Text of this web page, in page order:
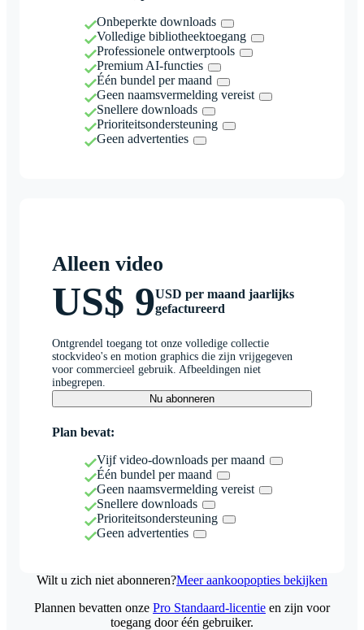
Onbeperkte downloads
Volledige bibliotheektoegang
Professionele ontwerptools
Premium AI-functies
Één bundel per maand
Geen naamsvermelding vereist
Snellere downloads
Prioriteitsondersteuning
Geen advertenties
Alleen video
US$ 9USD per maand jaarlijks
gefactureerd
Ontgrendel toegang tot onze volledige collectie
stockvideo's en motion graphics die zijn vrijgegeven
voor commercieel gebruik. Afbeeldingen niet
inbegrepen.
Nu abonneren
Plan bevat:
Vijf video-downloads per maand
Één bundel per maand
Geen naamsvermelding vereist
Snellere downloads
Prioriteitsondersteuning
Geen advertenties
Wilt u zich niet abonneren?Meer aankoopopties bekijken
Plannen bevatten onze Pro Standaard-licentie en zijn voor
toegang door één gebruiker.